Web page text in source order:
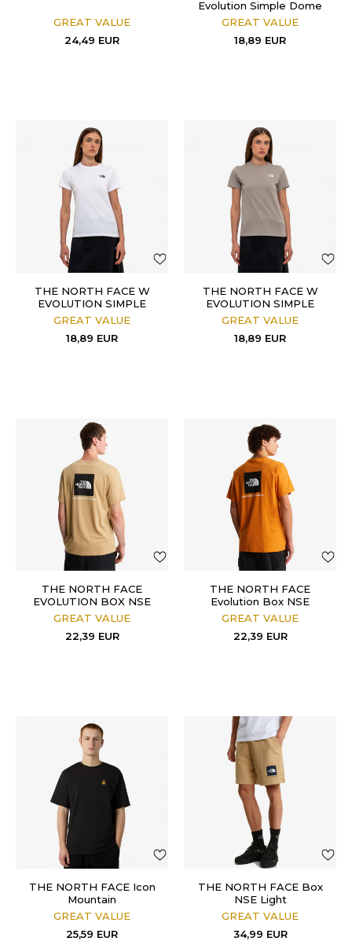
GREAT VALUE
24,49 EUR
Evolution Simple Dome
GREAT VALUE
18,89 EUR
THE NORTH FACE W
EVOLUTION SIMPLE
DOME SLM SHORT
GREAT VALUE
18,89 EUR
THE NORTH FACE W
EVOLUTION SIMPLE
DOME SLM SHORT
GREAT VALUE
18,89 EUR
THE NORTH FACE
EVOLUTION BOX NSE
REGULAR SHORT
GREAT VALUE
22,39 EUR
THE NORTH FACE
Evolution Box NSE
GREAT VALUE
22,39 EUR
THE NORTH FACE Icon
Mountain
GREAT VALUE
25,59 EUR
THE NORTH FACE Box
NSE Light
GREAT VALUE
34,99 EUR